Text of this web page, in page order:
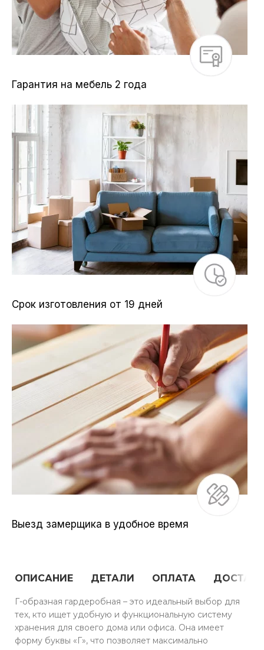
Гарантия на мебель 2 года
Срок изготовления от 19 дней
Выезд замерщика в удобное время
ОПИСАНИЕ ДЕТАЛИ ОПЛАТА
Г-образная гардеробная – это идеальный выбор для
тех, кто ищет удобную и функциональную систему
хранения для своего дома или офиса. Она имеет
форму буквы «Г», что позволяет максимально